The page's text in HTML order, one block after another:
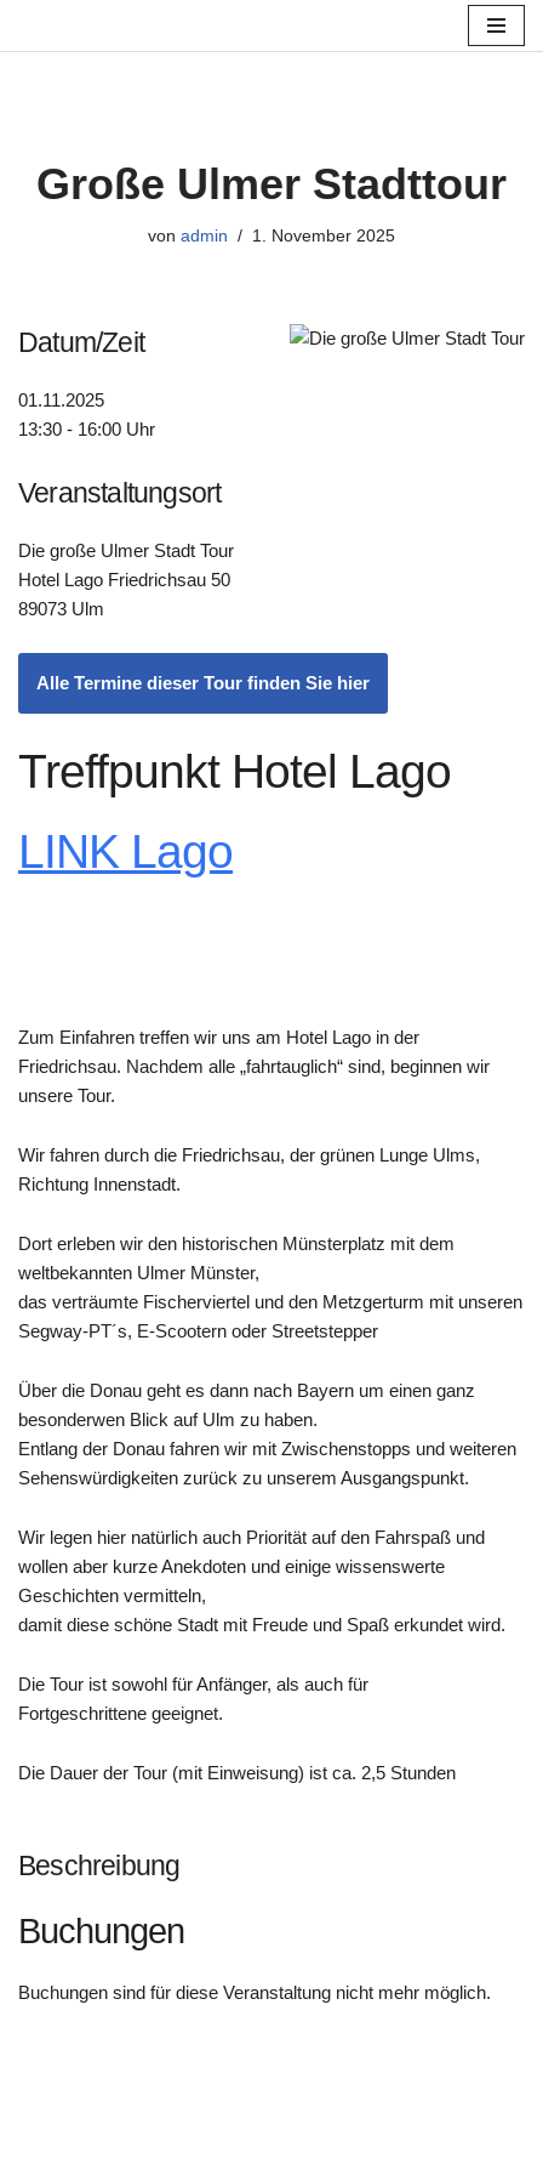
Große Ulmer Stadttour
von admin 1. November 2025
Datum/Zeit
01.11.2025
13:30 - 16:00 Uhr
Veranstaltungsort
Die große Ulmer Stadt Tour
Hotel Lago Friedrichsau 50
89073 Ulm
Alle Termine dieser Tour finden Sie hier
Treffpunkt Hotel Lago
LINK Lago
Zum Einfahren treffen wir uns am Hotel Lago in der
Friedrichsau. Nachdem alle „fahrtauglich“ sind, beginnen wir
unsere Tour.
Wir fahren durch die Friedrichsau, der grünen Lunge Ulms,
Richtung Innenstadt.
Dort erleben wir den historischen Münsterplatz mit dem
weltbekannten Ulmer Münster,
das verträumte Fischerviertel und den Metzgerturm mit unseren
Segway-PT´s, E-Scootern oder Streetstepper
Über die Donau geht es dann nach Bayern um einen ganz
besonderwen Blick auf Ulm zu haben.
Entlang der Donau fahren wir mit Zwischenstopps und weiteren
Sehenswürdigkeiten zurück zu unserem Ausgangspunkt.
Wir legen hier natürlich auch Priorität auf den Fahrspaß und
wollen aber kurze Anekdoten und einige wissenswerte
Geschichten vermitteln,
damit diese schöne Stadt mit Freude und Spaß erkundet wird.
Die Tour ist sowohl für Anfänger, als auch für
Fortgeschrittene geeignet.
Die Dauer der Tour (mit Einweisung) ist ca. 2,5 Stunden
Beschreibung
Buchungen
Buchungen sind für diese Veranstaltung nicht mehr möglich.